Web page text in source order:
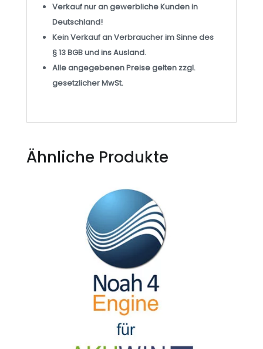
Verkauf nur an gewerbliche Kunden in
Deutschland!
Kein Verkauf an Verbraucher im Sinne des
§ 13 BGB und ins Ausland.
Alle angegebenen Preise gelten zzgl.
gesetzlicher MwSt.
Ähnliche Produkte